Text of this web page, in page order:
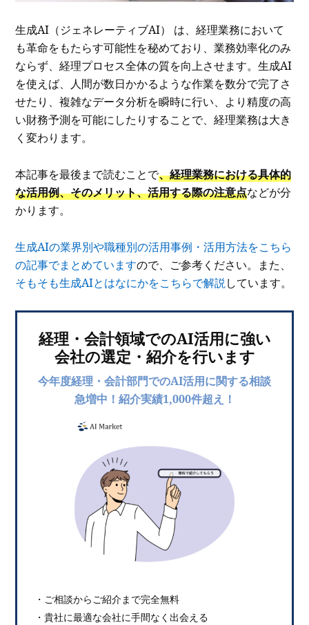
生成AI（ジェネレーティブAI） は、経理業務において
も革命をもたらす可能性を秘めており、業務効率化のみ
ならず、経理プロセス全体の質を向上させます。生成AI
を使えば、人間が数日かかるような作業を数分で完了さ
せたり、複雑なデータ分析を瞬時に行い、より精度の高
い財務予測を可能にしたりすることで、経理業務は大き
く変わります。
本記事を最後まで読むことで、経理業務における具体的
な活用例、そのメリット、活用する際の注意点などが分
かります。
生成AIの業界別や職種別の活用事例・活用方法をこちら
の記事でまとめていますので、ご参考ください。また、
そもそも生成AIとはなにかをこちらで解説しています。
経理・会計領域でのAI活用に強い
会社の選定・紹介を行います
今年度経理・会計部門でのAI活用に関する相談
急増中！紹介実績1,000件超え！
・ご相談からご紹介まで完全無料
・貴社に最適な会社に手間なく出会える